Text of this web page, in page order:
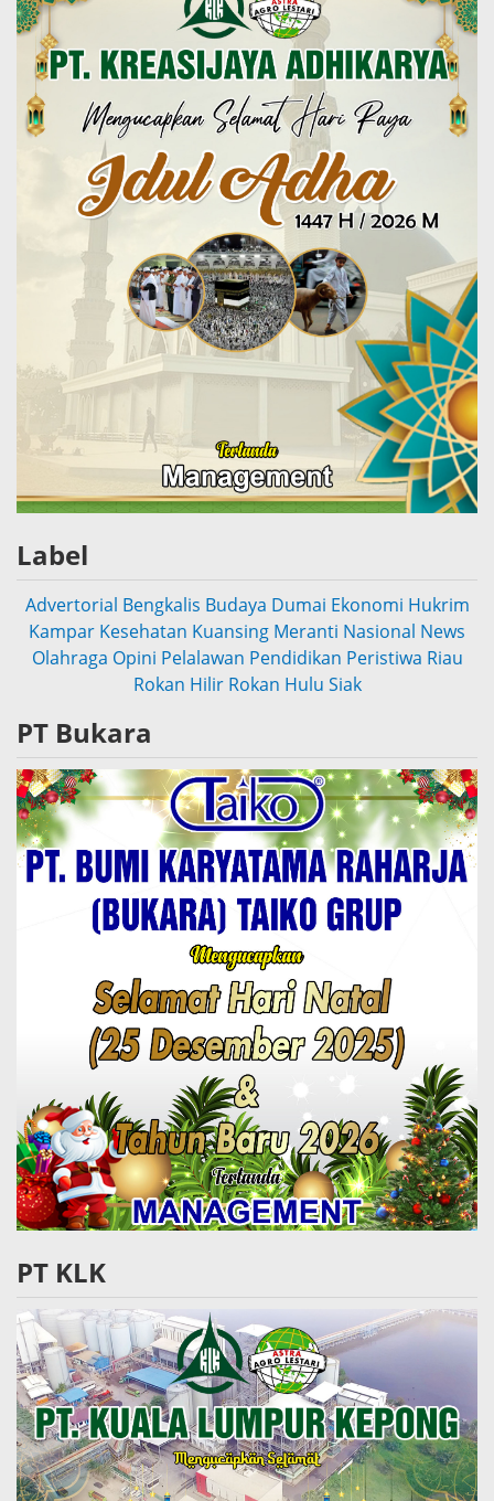
Label
Advertorial Bengkalis Budaya Dumai Ekonomi Hukrim
Kampar Kesehatan Kuansing Meranti Nasional News
Olahraga Opini Pelalawan Pendidikan Peristiwa Riau
Rokan Hilir Rokan Hulu Siak
PT Bukara
PT KLK